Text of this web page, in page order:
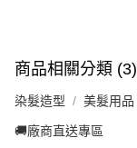
商品相關分類 (3)
染髮造型 美髮用品
🚚廠商直送專區